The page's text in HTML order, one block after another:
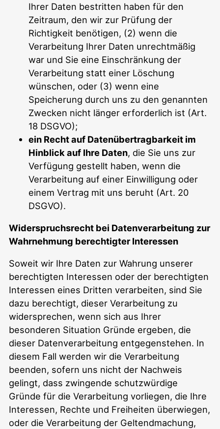
Ihrer Daten bestritten haben für den
Zeitraum, den wir zur Prüfung der
Richtigkeit benötigen, (2) wenn die
Verarbeitung Ihrer Daten unrechtmäßig
war und Sie eine Einschränkung der
Verarbeitung statt einer Löschung
wünschen, oder (3) wenn eine
Speicherung durch uns zu den genannten
Zwecken nicht länger erforderlich ist (Art.
18 DSGVO);
ein Recht auf Datenübertragbarkeit im
Hinblick auf Ihre Daten, die Sie uns zur
Verfügung gestellt haben, wenn die
Verarbeitung auf einer Einwilligung oder
einem Vertrag mit uns beruht (Art. 20
DSGVO).
Widerspruchsrecht bei Datenverarbeitung zur
Wahrnehmung berechtigter Interessen
Soweit wir Ihre Daten zur Wahrung unserer
berechtigten Interessen oder der berechtigten
Interessen eines Dritten verarbeiten, sind Sie
dazu berechtigt, dieser Verarbeitung zu
widersprechen, wenn sich aus Ihrer
besonderen Situation Gründe ergeben, die
dieser Datenverarbeitung entgegenstehen. In
diesem Fall werden wir die Verarbeitung
beenden, sofern uns nicht der Nachweis
gelingt, dass zwingende schutzwürdige
Gründe für die Verarbeitung vorliegen, die Ihre
Interessen, Rechte und Freiheiten überwiegen,
oder die Verarbeitung der Geltendmachung,